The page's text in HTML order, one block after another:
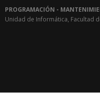
PROGRAMACIÓN -
Unidad de Informática, Facultad